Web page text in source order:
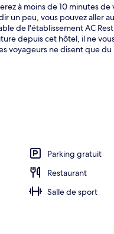
à moins de 10 minutes
un peu, vous pouvez aller
de l'établissement AC
depuis cet hôtel, il ne
voyageurs ne disent que
Parking gratuit
Restaurant
Salle de sport